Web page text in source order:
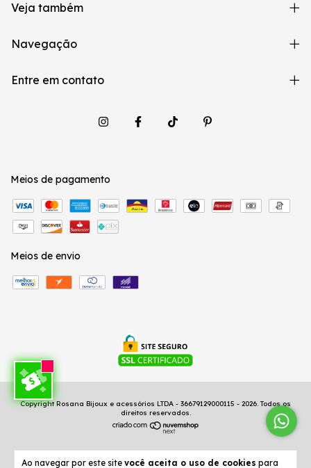
Ao navegar por este site você aceita o uso de cookies para
Veja também
Navegação
Entre em contato
Meios de pagamento
Meios de envio
Copyright Rosana Bijoux e acessórios LTDA - 36679129000115 - 2026. Todos os
direitos reservados.